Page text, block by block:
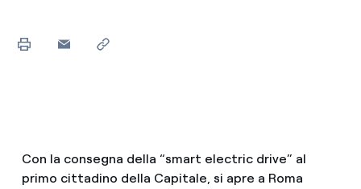
Con la consegna della “smart electric drive” al
primo cittadino della Capitale, si apre a Roma